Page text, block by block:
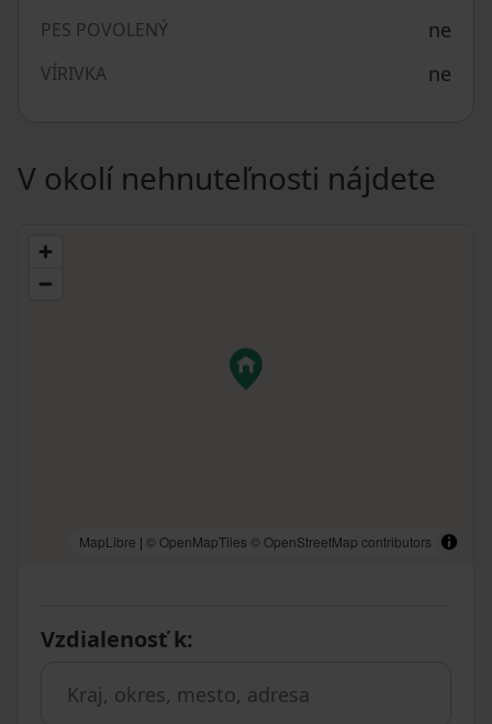
PES POVOLENÝ ne
VÍRIVKA ne
V okolí nehnuteľnosti nájdete
MapLibre | © OpenMapTiles © OpenStreetMap contributors
Vzdialenosť k: